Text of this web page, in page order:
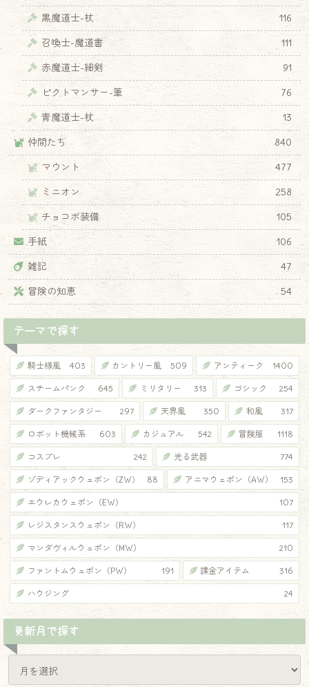
黒魔道士-杖
116
召喚士-魔道書
111
赤魔道士-細剣
91
ピクトマンサー-筆
76
青魔道士-杖
13
仲間たち
840
マウント
477
ミニオン
258
チョコボ装備
105
手紙
106
雑記
47
冒険の知恵
54
テーマで探す
騎士様風 403 カントリー風 509 アンティーク 1400
スチームパンク 645 ミリタリー 313 ゴシック 254
ダークファンタジー 297 天界風 350 和風 317
ロボット機械系 603 カジュアル 542 冒険服 1118
コスプレ 242 光る武器 774
ゾディアックウェポン（ZW） 88 アニマウェポン（AW） 153
エウレカウェポン（EW） 107
レジスタンスウェポン（RW） 117
マンダヴィルウェポン（MW） 210
ファントムウェポン（PW） 191 課金アイテム 316
ハウジング 24
更新月で探す